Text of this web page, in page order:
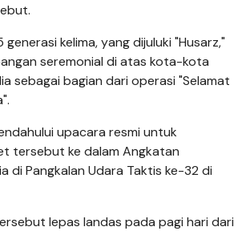
kelima, yang dijuluki "Husarz,"
seremonial di atas kota-kota
sebagai bagian dari operasi "Selamat
upacara resmi untuk
tersebut ke dalam Angkatan
di Pangkalan Udara Taktis ke-32 di
lepas landas pada pagi hari dari